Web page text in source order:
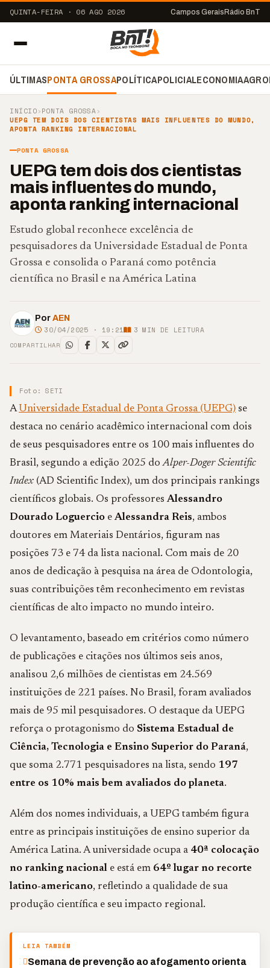
QUINTA-FEIRA · 06 AGO 2026 Campos Gerais Rádio BnT
ÚLTIMASPONTA GROSSAPOLÍTICAPOLICIALECONOMIA
INÍCIO›PONTA GROSSA›
UEPG TEM DOIS DOS CIENTISTAS MAIS INFLUENTES DO MUNDO,
APONTA RANKING INTERNACIONAL
PONTA GROSSA
UEPG tem dois dos cientistas
mais influentes do mundo,
aponta ranking internacional
Estudo global reconhece excelência de
pesquisadores da Universidade Estadual de Ponta
Grossa e consolida o Paraná como potência
científica no Brasil e na América Latina
Por AEN
30/04/2025 · 19:21 3 MIN DE LEITURA
COMPARTILHAR
Foto: SETI
A Universidade Estadual de Ponta Grossa (UEPG) se
destaca no cenário acadêmico internacional com dois
de seus pesquisadores entre os 100 mais influentes do
Brasil, segundo a edição 2025 doAlper-Doger Scientific
Index (AD Scientific Index), um dos principais rankings
científicos globais. Os professoresAlessandro
Dourado Loguercio eAlessandra Reis, ambos
doutores em Materiais Dentários, figuram nas
posições 73 e 74 da lista nacional. Com mais de 20
anos de dedicação à pesquisa na área de Odontologia,
suas contribuições têm reconhecimento em revistas
científicas de alto impacto no mundo inteiro.
O levantamento, baseado em critérios como número
de publicações e citações nos últimos seis anos,
analisou 2,6 milhões de cientistas em 24.569
instituições de 221 países. No Brasil, foram avaliados
mais de 95 mil pesquisadores. O destaque da UEPG
reforça o protagonismo do Sistema Estadual de
Ciência, Tecnologia e Ensino Superior do Paraná,
que soma 2.771 pesquisadores na lista, sendo 197
entre os 10% mais bem avaliados do planeta.
Além dos nomes individuais, a UEPG também figura
entre as principais instituições de ensino superior da
América Latina. A universidade ocupa a 40ª colocação
no ranking nacional e está em 64º lugar no recorte
latino-americano, refletindo a qualidade de sua
produção científica e seu impacto regional.
LEIA TAMBÉM
Semana de prevenção ao afogamento orienta